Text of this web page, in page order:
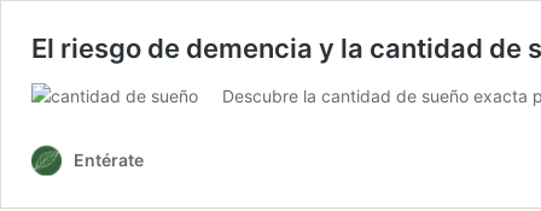
El riesgo de demencia y la cantidad de
Descubre la cantidad de sueño exacta
Entérate